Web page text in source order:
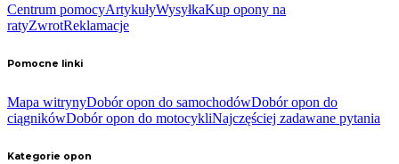
Centrum pomocyArtykułyWysyłkaKup opony na
ratyZwrotReklamacje
Pomocne linki
Mapa witrynyDobór opon do samochodówDobór opon do
ciągnikówDobór opon do motocykliNajczęściej zadawane pytania
Kategorie opon